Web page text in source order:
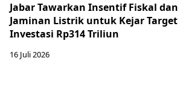
Jabar Tawarkan Insentif Fiskal dan
Jaminan Listrik untuk Kejar Target
Investasi Rp314 Triliun
16 Juli 2026